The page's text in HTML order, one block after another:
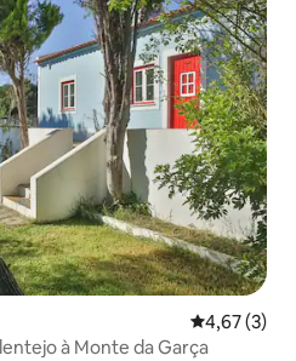
Évaluation
4,67 (3)
à Monte da Garça